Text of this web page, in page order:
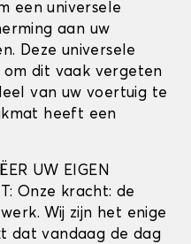
een universele
aan uw
Deze universele
dit vaak vergeten
van uw voertuig te
heeft een
UW EIGEN
Onze kracht: de
Wij zijn het enige
dat vandaag de dag